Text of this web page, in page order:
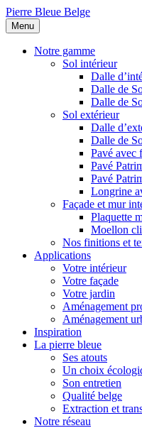
Pierre Bleue Belge
Menu
Notre gamme
Sol intérieur
Dalle
Dalle de
Dalle de
Sol extérieur
Dalle
Dalle de
Pavé avec
Pavé
Pavé
Longrine
Façade et mur
Plaquette
Moellon
Nos finitions et
Applications
Votre intérieur
Votre façade
Votre jardin
Aménagement
Aménagement
Inspiration
La pierre bleue
Ses atouts
Un choix
Son entretien
Qualité belge
Extraction et
Notre réseau